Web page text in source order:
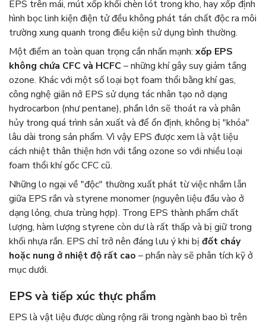
EPS trên mái, mút xốp khối chèn lót trong kho, hay xốp định
hình bọc linh kiện điện tử đều không phát tán chất độc ra môi
trường xung quanh trong điều kiện sử dụng bình thường.
Một điểm an toàn quan trọng cần nhấn mạnh: xốp EPS
không chứa CFC và HCFC – những khí gây suy giảm tầng
ozone. Khác với một số loại bọt foam thổi bằng khí gas,
công nghệ giãn nở EPS sử dụng tác nhân tạo nở dạng
hydrocarbon (như pentane), phần lớn sẽ thoát ra và phân
hủy trong quá trình sản xuất và để ổn định, không bị "khóa"
lâu dài trong sản phẩm. Vì vậy EPS được xem là vật liệu
cách nhiệt thân thiện hơn với tầng ozone so với nhiều loại
foam thổi khí gốc CFC cũ.
Những lo ngại về "độc" thường xuất phát từ việc nhầm lẫn
giữa EPS rắn và styrene monomer (nguyên liệu đầu vào ở
dạng lỏng, chưa trùng hợp). Trong EPS thành phẩm chất
lượng, hàm lượng styrene còn dư là rất thấp và bị giữ trong
khối nhựa rắn. EPS chỉ trở nên đáng lưu ý khi bị đốt cháy
hoặc nung ở nhiệt độ rất cao – phần này sẽ phân tích kỹ ở
mục dưới.
EPS và tiếp xúc thực phẩm
EPS là vật liệu được dùng rộng rãi trong ngành bao bì trên